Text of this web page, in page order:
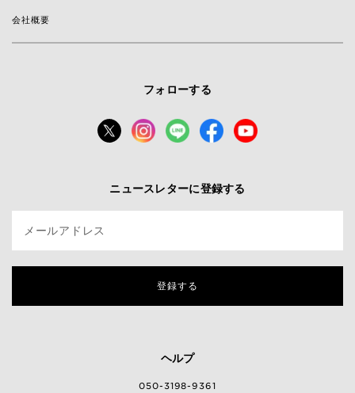
会社概要
フォローする
ニュースレターに登録する
メールアドレス
登録する
ヘルプ
050-3198-9361